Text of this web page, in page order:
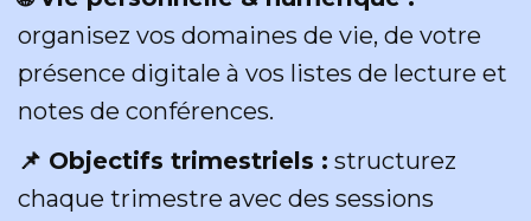
organisez vos domaines de vie, de votre
présence digitale à vos listes de lecture et
notes de conférences.
📌 Objectifs trimestriels : structurez
chaque trimestre avec des sessions